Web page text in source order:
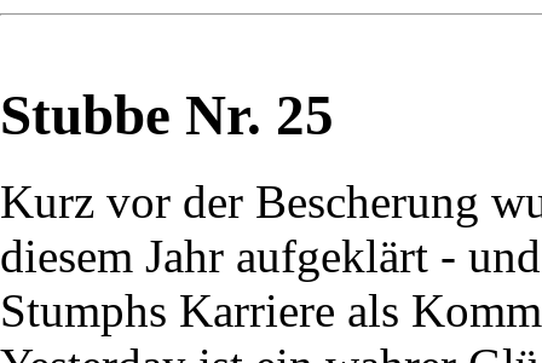
Stubbe Nr. 25
Kurz vor der Bescherung
diesem Jahr aufgeklärt -
Stumphs Karriere als